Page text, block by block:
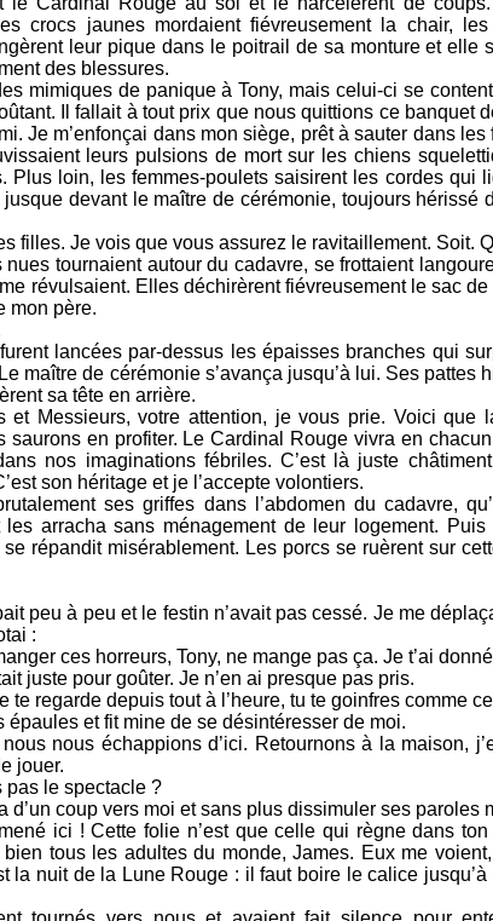
crocs jaunes mordaient fiévreusement la chair,
leur pique dans le poitrail de sa monture et elle
des blessures.
mimiques de panique à Tony, mais celui-ci se
Il fallait à tout prix que nous quittions ce banquet
Je m’enfonçai dans mon siège, prêt à sauter dans
leurs pulsions de mort sur les chiens
Plus loin, les femmes-poulets saisirent les cordes qui
devant le maître de cérémonie, toujours hérissé
filles. Je vois que vous assurez le ravitaillement. Soit.
nues tournaient autour du cadavre, se frottaient
révulsaient. Elles déchirèrent fiévreusement le sac
mon père.
lancées par-dessus les épaisses branches qui
maître de cérémonie s’avança jusqu’à lui. Ses
sa tête en arrière.
et Messieurs, votre attention, je vous prie. Voici que
saurons en profiter. Le Cardinal Rouge vivra en
nos imaginations fébriles. C’est là juste
son héritage et je l’accepte volontiers.
ses griffes dans l’abdomen du cadavre,
les arracha sans ménagement de leur logement.
répandit misérablement. Les porcs se ruèrent sur
peu à peu et le festin n’avait pas cessé. Je me
:
ces horreurs, Tony, ne mange pas ça. Je t’ai
juste pour goûter. Je n’en ai presque pas pris.
te regarde depuis tout à l’heure, tu te goinfres comme
épaules et fit mine de se désintéresser de moi.
nous échappions d’ici. Retournons à la maison,
jouer.
pas le spectacle ?
d’un coup vers moi et sans plus dissimuler ses paroles
ici ! Cette folie n’est que celle qui règne dans
tous les adultes du monde, James. Eux me
la nuit de la Lune Rouge : il faut boire le calice